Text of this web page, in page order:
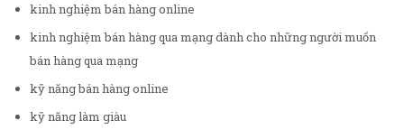
kinh nghiệm bán hàng online
kinh nghiệm bán hàng qua mạng dành cho những người muốn
bán hàng qua mạng
kỹ năng bán hàng online
kỹ năng làm giàu